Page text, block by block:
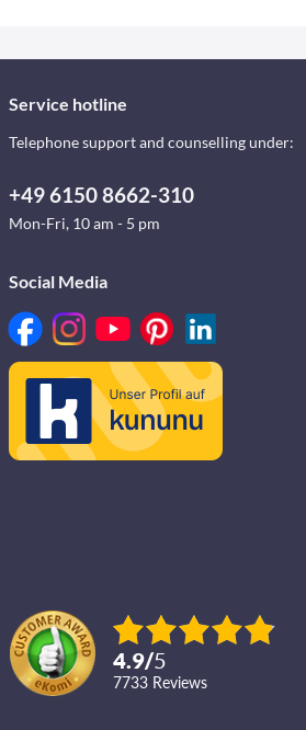
Service hotline
Telephone support and counselling under:
+49 6150 8662-310
Mon-Fri, 10 am - 5 pm
Social Media
4.9/5
7733 reviews